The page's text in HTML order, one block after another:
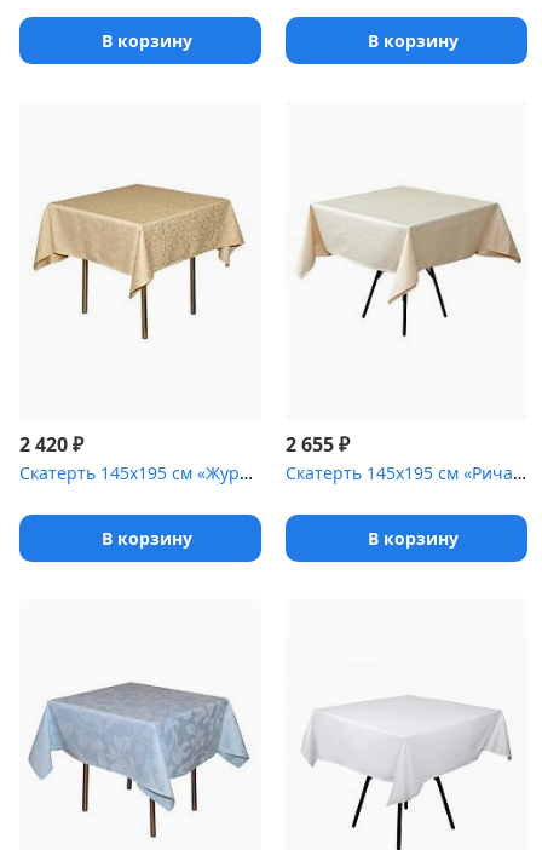
В корзину В корзину
2 420₽
Скатерть 145х195 см «Журавинка» бежевая [(цветок)]
В корзину
2 655₽
Скатерть 145х195 см «Ричард ажур» бежевая
В корзину